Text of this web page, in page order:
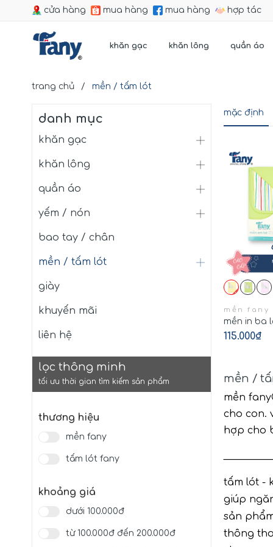
cửa hàng mua hàng mua hàng hợp tác
khăn gạc khăn lông quần áo
trang chủ / mền / tấm lót
danh mục
khăn gạc
khăn lông
quần áo
yếm / nón
bao tay / chân
mền / tấm lót
giày
khuyến mãi
liên hệ
lọc thông minh
tối ưu thời gian tìm kiếm sản phẩm
thương hiệu
mền fany
tấm lót fany
khoảng giá
dưới 100.000đ
từ 100.000đ đến 200.000đ
mặc định
mền fany
mền in ba
115.000₫
mền /
mền
cho con.
hợp cho
tấm lót -
giúp
sản
thông